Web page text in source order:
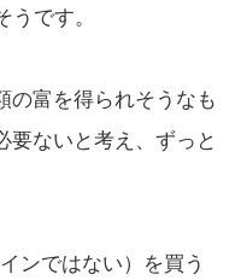
です。
の富を得られそうなも
要ないと考え、ずっと
ンではない）を買う